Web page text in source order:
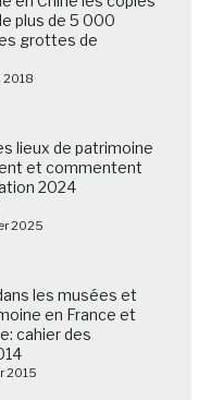
plus de 5 000
grottes de
2018
lieux de patrimoine
et commentent
2024
2025
les musées et
en France et
cahier des
2015